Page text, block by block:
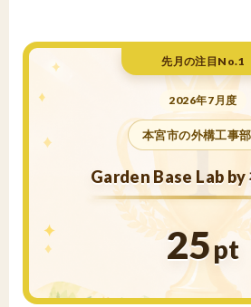
先月の注目No.1
2026年7月度
本宮市の外構工事
Garden Base Lab by
25pt